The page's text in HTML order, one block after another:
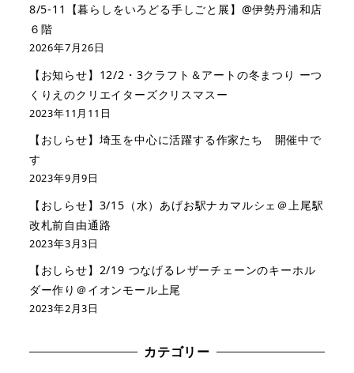
8/5-11【暮らしをいろどる手しごと展】@伊勢丹浦和店
６階
2026年7月26日
【お知らせ】12/2・3クラフト＆アートの冬まつり ーつ
くりえのクリエイターズクリスマスー
2023年11月11日
【おしらせ】埼玉を中心に活躍する作家たち 開催中で
す
2023年9月9日
【おしらせ】3/15（水）あげお駅ナカマルシェ＠上尾駅
改札前自由通路
2023年3月3日
【おしらせ】2/19 つなげるレザーチェーンのキーホル
ダー作り＠イオンモール上尾
2023年2月3日
カテゴリー